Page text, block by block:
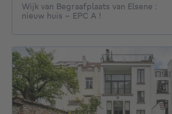
Wijk van Begraafplaats van Elsene :
nieuw huis - EPC A !